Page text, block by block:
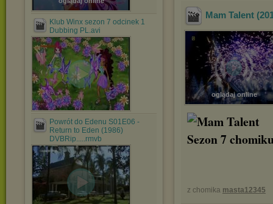
Klub Winx sezon 7 odcinek 1
Dubbing PL.avi
Powrót do Edenu S01E06 -
Return to Eden (1986)
DVBRip.....rmvb
Mam Talent
oglądaj online
z chomika masta12345